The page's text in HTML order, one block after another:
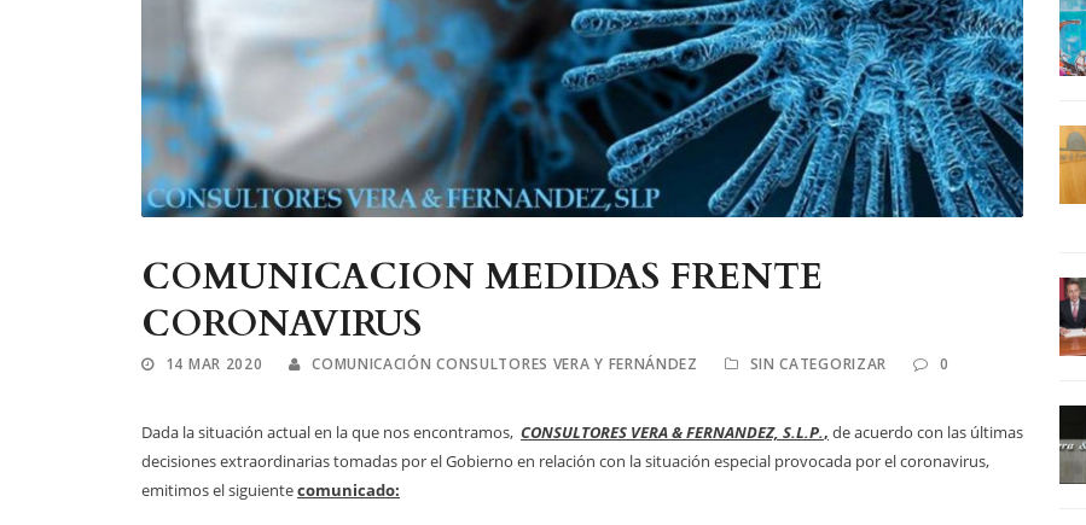
COMUNICACION MEDIDAS FRENTE
CORONAVIRUS
14 MAR 2020 COMUNICACIÓN CONSULTORES VERA Y FERNÁNDEZ SIN CATEGORIZAR 0
Dada la situación actual en la que nos encontramos, CONSULTORES VERA & FERNANDEZ, S.L.P., de acuerdo con las últimas
decisiones extraordinarias tomadas por el Gobierno en relación con la situación especial provocada por el coronavirus,
emitimos el siguientecomunicado: